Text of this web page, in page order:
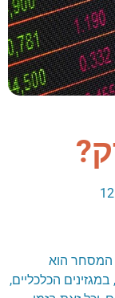
המסחר הוא
הכלכליים,